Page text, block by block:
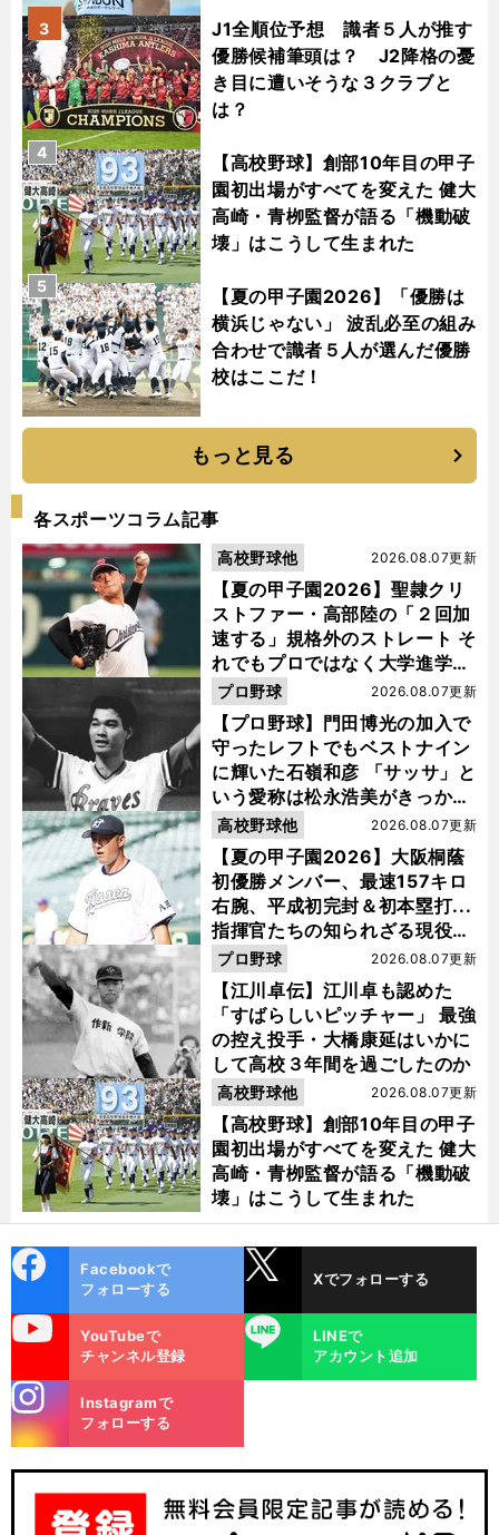
J1全順位予想 識者５人が推す
優勝候補筆頭は？ J2降格の憂
き目に遭いそうな３クラブと
は？
3
【高校野球】創部10年目の甲子
園初出場がすべてを変えた 健大
高崎・青栁監督が語る「機動破
壊」はこうして生まれた
4
【夏の甲子園2026】「優勝は
横浜じゃない」 波乱必至の組み
合わせで識者５人が選んだ優勝
校はここだ！
5
もっと見る
各スポーツコラム記事
【夏の甲子園2026】聖隷クリ
ストファー・高部陸の「２回加
速する」規格外のストレート そ
れでもプロではなく大学進学を
選ぶ理由
2026.08.07更新
高校野球他
【プロ野球】門田博光の加入で
守ったレフトでもベストナイン
に輝いた石嶺和彦 「サッサ」と
いう愛称は松永浩美がきっか
け？
2026.08.07更新
プロ野球
【夏の甲子園2026】大阪桐蔭
初優勝メンバー、最速157キロ
右腕、平成初完封＆初本塁打...
指揮官たちの知られざる現役時
代
2026.08.07更新
高校野球他
【江川卓伝】江川卓も認めた
「すばらしいピッチャー」 最強
の控え投手・大橋康延はいかに
して高校３年間を過ごしたのか
2026.08.07更新
プロ野球
【高校野球】創部10年目の甲子
園初出場がすべてを変えた 健大
高崎・青栁監督が語る「機動破
壊」はこうして生まれた
2026.08.07更新
高校野球他
ok
Facebookで
フォローする
Xでフォローする
YouTubeで
チャンネル登録
LINE
LINEで
アカウント追加
m
Instagramで
フォローする